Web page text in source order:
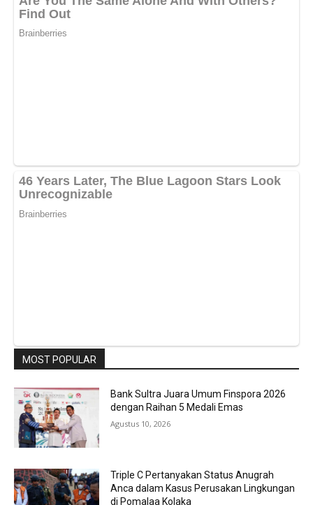
MOST POPULAR
Bank Sultra Juara Umum Finspora 2026
dengan Raihan 5 Medali Emas
Agustus 10, 2026
Triple C Pertanyakan Status Anugrah
Anca dalam Kasus Perusakan Lingkungan
di Pomalaa Kolaka